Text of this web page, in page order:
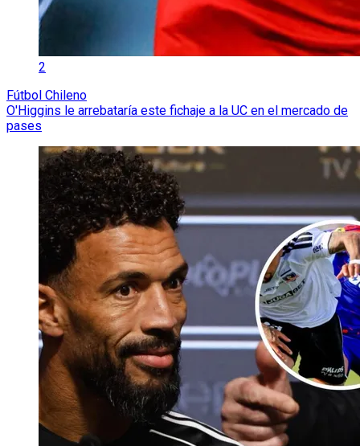
2
Fútbol Chileno
O'Higgins le arrebataría este fichaje a la UC en el mercado de
pases